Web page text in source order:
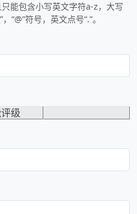
能包含小写英文字符a-z，大写
“@”符号，英文点号“.”。
级